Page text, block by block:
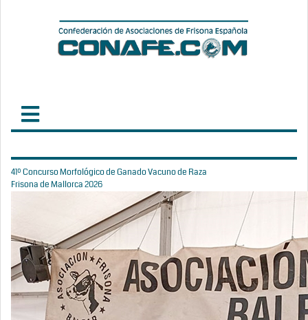
41º Concurso Morfológico de Ganado Vacuno de Raza
Frisona de Mallorca 2026